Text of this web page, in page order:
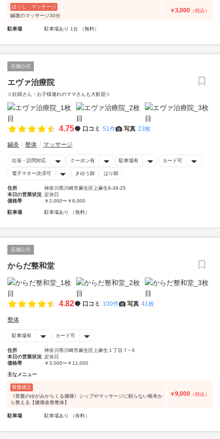
ほぐし・マッサージ
鍼後のマッサージ30分
￥3,000 （税込）
駐車場 駐車場あり 1台 （無料）
店舗公式
エヴァ治療院
☆妊婦さん・お子様連れのママさんも大歓迎☆
4.75 口コミ 51件 写真 23枚
鍼灸 整体 マッサージ
出張・訪問対応 クーポン有 駐車場有 カード可
電子マネー決済可 きゆう師 はり師
住所
神奈川県川崎市麻生区上麻生6-39-25
本日の営業状況 定休日
価格帯
￥2,000〜￥8,000
駐車場 駐車場あり （無料）
店舗公式
からだ整和堂
4.82 口コミ 100件 写真 41枚
整体
駐車場有 カード可
住所
神奈川県川崎市麻生区上麻生１丁目７−９
本日の営業状況 定休日
価格帯
￥3,000〜￥11,000
主なメニュー
骨盤矯正
《骨盤のゆがみからくる腰痛》シップやマッサージに頼らない根本か
ら整える【腰痛改善整体】
￥9,000 （税込）
駐車場 駐車場あり （有料）